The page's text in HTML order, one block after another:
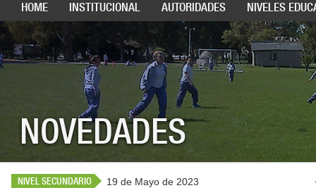
HOME INSTITUCIONAL AUTORIDADES NIVELES
NOVEDADES
NIVEL SECUNDARIO 19 de Mayo de 2023